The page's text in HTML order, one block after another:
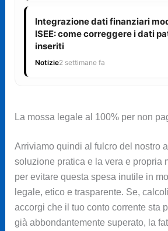
Integrazione dati finanziari
ISEE: come correggere i dati
inseriti
Notizie2 settimane fa
La mossa legale al 100% per non
Arriviamo quindi al fulcro del nostro
soluzione pratica e la vera e propria
per evitare questa spesa inutile in
legale, etico e trasparente. Se,
accorgi che il tuo conto corrente sta
già abbondantemente superato, la